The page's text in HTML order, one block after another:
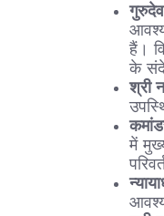
हैं।
के
श्री
में